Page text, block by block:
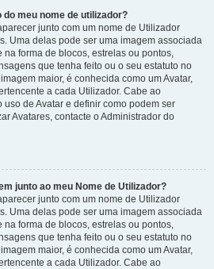
do meu nome de utilizador?
junto com um nome de Utilizador
Uma delas pode ser uma imagem associada
forma de blocos, estrelas ou pontos,
que tenha feito ou o seu estatuto no
maior, é conhecida como um Avatar,
a cada Utilizador. Cabe ao
de Avatar e definir como podem ser
Avatares, contacte o Administrador do
junto ao meu Nome de Utilizador?
junto com um nome de Utilizador
Uma delas pode ser uma imagem associada
forma de blocos, estrelas ou pontos,
que tenha feito ou o seu estatuto no
maior, é conhecida como um Avatar,
a cada Utilizador. Cabe ao